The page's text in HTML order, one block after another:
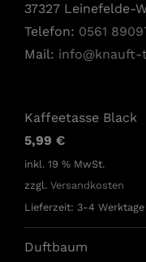
37327 Leinefelde-
Telefon: 0561
Mail:
Kaffeetasse Black
5,99 €
inkl. 19 % MwSt.
zzgl. Versandkosten
Lieferzeit: 3-4 Werktage
Duftbaum